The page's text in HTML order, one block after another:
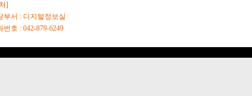
]
부서 : 디지털정보실
번호 : 042-879-6249